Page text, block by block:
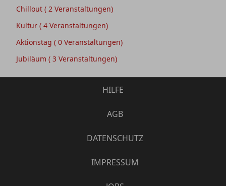
Chillout ( 2 Veranstaltungen)
Kultur ( 4 Veranstaltungen)
Aktionstag ( 0 Veranstaltungen)
Jubiläum ( 3 Veranstaltungen)
HILFE
AGB
DATENSCHUTZ
IMPRESSUM